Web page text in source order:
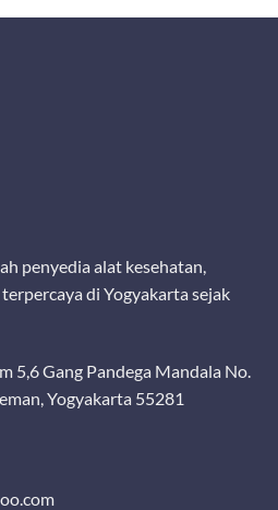
penyedia alat kesehatan,
di Yogyakarta sejak
5,6 Gang Pandega Mandala No.
Yogyakarta 55281